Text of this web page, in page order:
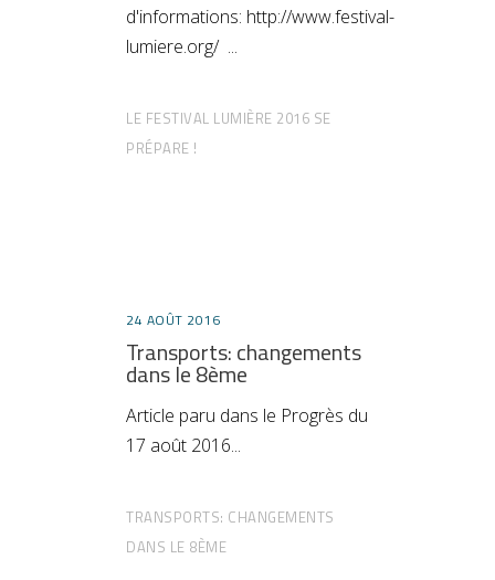
d'informations: http://www.festival-
lumiere.org/
LE FESTIVAL LUMIÈRE 2016 SE
PRÉPARE !
24 AOÛT 2016
Transports: changements
dans le 8ème
Article paru dans le Progrès du
17 août 2016
TRANSPORTS: CHANGEMENTS
DANS LE 8ÈME